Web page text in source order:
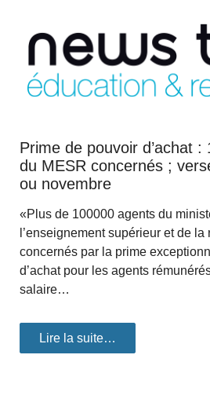
Prime de pouvoir d’achat :
du MESR concernés ;
ou novembre
«Plus de 100000 agents du
l’enseignement supérieur et de
concernés par la prime
d’achat pour les agents
salaire…
Lire la suite…